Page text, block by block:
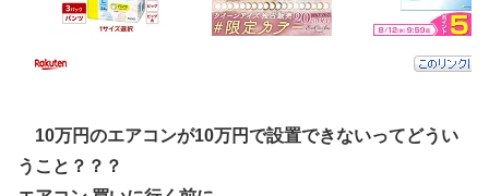
10万円のエアコンが10万円で設置できないってどうい
うこと？？？